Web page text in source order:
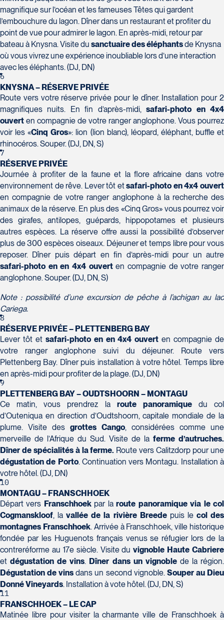
magnifique sur l’océan et les fameuses Têtes qui gardent
l’embouchure du lagon. Dîner dans un restaurant et profiter du
point de vue pour admirer le lagon. En après-midi, retour par
bateau à Knysna. Visite du sanctuaire deséléphantsde Knysna
où vous vivrez une expérience inoubliable lors d’une interaction
avec les éléphants. (DJ, DN)
6
KNYSNA – RÉSERVE PRIVÉE
Route vers votre réserve privée pour le dîner. Installation pour 2
magnifiques nuits. En fin d’après-midi,safari-photo en 4x4
ouvert en compagnie de votre ranger anglophone. Vous pourrez
voir les «Cinq Gros»: lion (lion blanc), léopard, éléphant, buffle et
rhinocéros. Souper. (DJ, DN, S)
7
RÉSERVE PRIVÉE
Journée à profiter de la faune et la flore africaine dans votre
environnement de rêve. Lever tôt etsafari-photo en 4x4 ouvert
en compagnie de votre ranger anglophone à la recherche des
animaux de la réserve. En plus des «Cinq Gros» vous pourrez voir
des girafes, antilopes, guépards, hippopotames et plusieurs
autres espèces. La réserve offre aussi la possibilité d’observer
plus de 300 espèces oiseaux. Déjeuner et temps libre pour vous
reposer. Dîner puis départ en fin d’après-midi pour un autre
safari-photo en en 4x4 ouverten compagnie de votre ranger
anglophone. Souper. (DJ, DN, S)
Note : possibilité d’une excursion de pêche à l’achigan au lac
Cariega.
8
RÉSERVE PRIVÉE – PLETTENBERG BAY
Lever tôt et safari-photo en en 4x4 ouvert en compagnie de
votre ranger anglophone suivi du déjeuner. Route vers
Plettenberg Bay. Dîner puis installation à votre hôtel. Temps libre
en après-midi pour profiter de la plage. (DJ, DN)
9
PLETTENBERG BAY – OUDTSHOORN – MONTAGU
Ce matin, vous prendrez la route panoramiquedu col
d’Outeniqua en direction d’Oudtshoorn, capitale mondiale de la
plume. Visite des grottes Cango, considérées comme une
merveille de l’Afrique du Sud. Visite de la ferme d’autruches.
Dîner de spécialités à la ferme. Route vers Calitzdorp pour une
dégustation de Porto. Continuation vers Montagu. Installation à
votre hôtel. (DJ, DN)
10
MONTAGU – FRANSCHHOEK
Départ vers Franschhoek par laroute panoramique via le col
Cogmanskloof, lavallée de la rivière Breede puis le col des
montagnes Franschhoek. Arrivée à Franschhoek, ville historique
fondée par les Huguenots français venus se réfugier lors de la
contreréforme au 17e siècle. Visite duvignoble Haute Cabriere
etdégustation de vins. Dîner dans un vignoble de la région.
Dégustation de vins dans un second vignoble. Souper au Dieu
Donné Vineyards. Installation à vote hôtel. (DJ, DN, S)
11
FRANSCHHOEK – LE CAP
Matinée libre pour visiter la charmante ville de Franschhoek à
Tél :450-464-0363 / 1-800-331-0363
Voyages Boislard Poirier
2840 Boulevard Laframboise
Saint-Hyacinthe
J2S 4Z1
Tél :450-774-6436 / 1-800-561-2967
Voyages CAA Brossard
8940 Boulevard Leduc - Bureau 20
Brossard
J4Y 0G4
Tél :450-465-0620 / 1-844-869-2439
157 rue Principale
Granby
J2G 2V5
Tél :450-372-3624 / 1-800-361-0447
Voyages Jean-Pierre
2152 Boulevard Lapinière - Suite 104
Brossard
J4W 1L9
Tél :
Voyages Tourbec Lapointe
1000 Boulevard Monseigneur Langlois -
Local 150
Salaberry-de-Valleyfield
J6S 0J7
Tél :450-373-1475
2600 Boulevard Laurier #133, Place de la
Cité
Québec
G1V 4T3
Tél :418-653-9200 / 1-844-869-2439
Voyages CAA Québec
500 rue Bouvier - Suite 202
G2J 1E3
Tél :418-624-8222 / 1-844-869-2439
Voyages Émotions
2 rue Pleau
Pont-Rouge
G3H 2G2
Tél :
418-873-4515
Voyages Laurier du Vallon - Siège
social
Champlain, bureau 5000
Québec
G1V 4K5
418-653-1882 / 1-800-640-1882
Voyages Paradis
2500 rue Beaurevoir, local 340
Québec
G2C 0M4
Tél :418-659-6650